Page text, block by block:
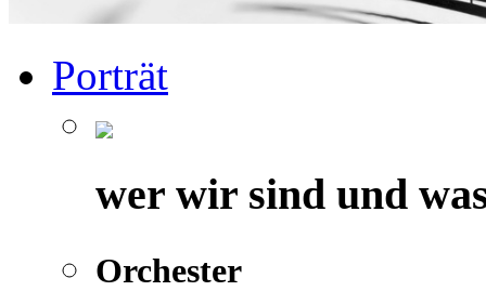
Porträt
wer wir sind und
Orchester